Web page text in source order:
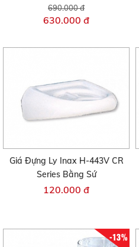
690.000 đ
630.000 đ
Giá Đựng Ly Inax H-443V CR
Series Bằng Sứ
120.000 đ
-13%